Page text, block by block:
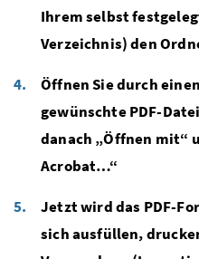
Ihrem selbst
Verzeichnis) den
Öffnen Sie durch
gewünschte PDF-
danach „Öffnen mit“
Acrobat…“
Jetzt wird das PDF-
sich ausfüllen,